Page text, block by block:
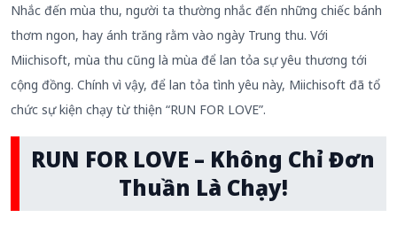
Nhắc đến mùa thu, người ta thường nhắc đến những chiếc bánh
thơm ngon, hay ánh trăng rằm vào ngày Trung thu. Với
Miichisoft, mùa thu cũng là mùa để lan tỏa sự yêu thương tới
cộng đồng. Chính vì vậy, để lan tỏa tình yêu này, Miichisoft đã tổ
chức sự kiện chạy từ thiện “RUN FOR LOVE”.
RUN FOR LOVE – Không Chỉ Đơn
Thuần Là Chạy!